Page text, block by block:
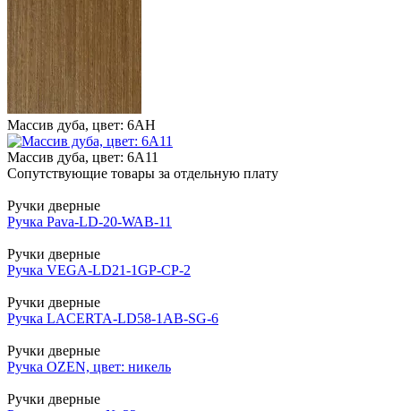
Массив дуба, цвет: 6АН
Массив дуба, цвет: 6А11
Сопутствующие товары за отдельную плату
Ручки дверные
Ручка Pava-LD-20-WAB-11
Ручки дверные
Ручка VEGA-LD21-1GP-CP-2
Ручки дверные
Ручка LACERTA-LD58-1AB-SG-6
Ручки дверные
Ручка OZEN, цвет: никель
Ручки дверные